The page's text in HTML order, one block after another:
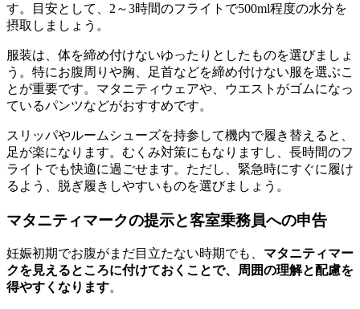
す。目安として、2～3時間のフライトで500ml程度の水分を
摂取しましょう。
服装は、体を締め付けないゆったりとしたものを選びましょ
う。特にお腹周りや胸、足首などを締め付けない服を選ぶこ
とが重要です。マタニティウェアや、ウエストがゴムになっ
ているパンツなどがおすすめです。
スリッパやルームシューズを持参して機内で履き替えると、
足が楽になります。むくみ対策にもなりますし、長時間のフ
ライトでも快適に過ごせます。ただし、緊急時にすぐに履け
るよう、脱ぎ履きしやすいものを選びましょう。
マタニティマークの提示と客室乗務員への申告
妊娠初期でお腹がまだ目立たない時期でも、 マタニティマー
クを見えるところに付けておくことで、周囲の理解と配慮を
得やすくなります。